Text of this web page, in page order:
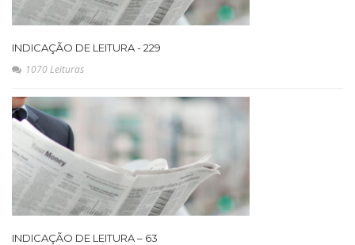
INDICAÇÃO DE LEITURA - 229
1070 Leituras
INDICAÇÃO DE LEITURA – 63